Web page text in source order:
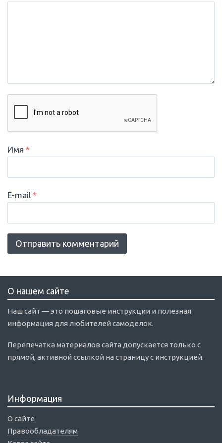
Имя *
E-mail *
О нашем сайте
Наш сайт — это пошаговые инструкции и полезная
информация для любителей самоделок.
Перепечатка материалов сайта допускается только с
прямой, активной ссылкой на страницу с инструкцией.
Информация
О сайте
Правообладателям